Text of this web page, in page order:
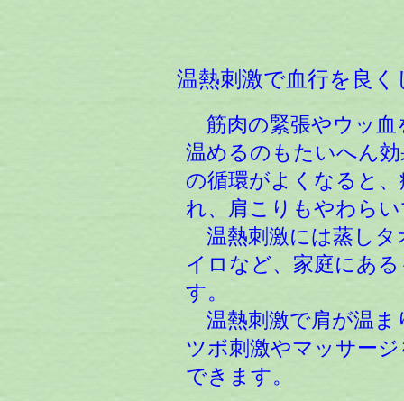
温熱刺激で血行を良
筋肉の緊張やウッ血
温めるのもたいへん
の循環がよくなると
れ、肩こりもやわら
温熱刺激には蒸しタ
イロなど、家庭にあ
す。
温熱刺激で肩が温ま
ツボ刺激やマッサー
できます。